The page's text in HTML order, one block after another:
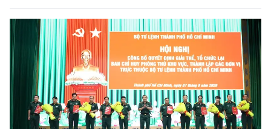
Đồng Nai do Thượng tá Đinh Nho Hùng, Đoàn trưởng Đoàn
KTQP Lâm Đồng làm trưởng đoàn.